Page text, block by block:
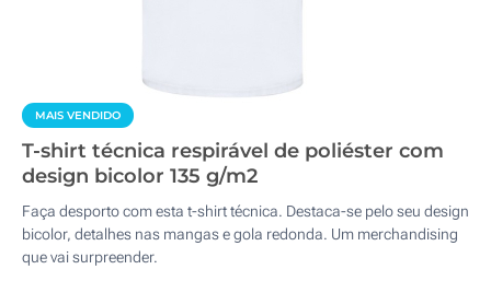
MAIS VENDIDO
T-shirt técnica respirável de poliéster com
design bicolor 135 g/m2
Faça desporto com esta t-shirt técnica. Destaca-se pelo seu design
bicolor, detalhes nas mangas e gola redonda. Um merchandising
que vai surpreender.